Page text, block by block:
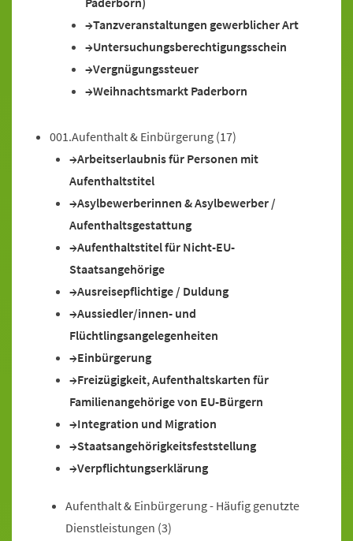
Tanzveranstaltungen gewerblicher Art
Untersuchungsberechtigungsschein
Vergnügungssteuer
Weihnachtsmarkt Paderborn
001.Aufenthalt & Einbürgerung (17)
Arbeitserlaubnis für Personen mit
Aufenthaltstitel
Asylbewerberinnen & Asylbewerber /
Aufenthaltsgestattung
Aufenthaltstitel für Nicht-EU-
Staatsangehörige
Ausreisepflichtige / Duldung
Aussiedler/innen- und
Flüchtlingsangelegenheiten
Einbürgerung
Freizügigkeit, Aufenthaltskarten für
Familienangehörige von EU-Bürgern
Integration und Migration
Staatsangehörigkeitsfeststellung
Verpflichtungserklärung
Aufenthalt & Einbürgerung - Häufig genutzte
Dienstleistungen (3)